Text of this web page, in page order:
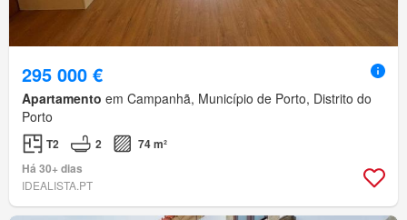
295 000 €
Apartamento em Campanhã, Município de Porto, Distrito do
Porto
T2 2
74 m²
Há 30+ dias
IDEALISTA.PT